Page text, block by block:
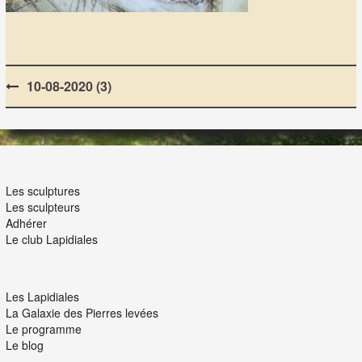
Post
navigation
10-08-2020 (3)
Les sculptures
Les sculpteurs
Adhérer
Le club Lapidiales
Les Lapidiales
La Galaxie des Pierres levées
Le programme
Le blog